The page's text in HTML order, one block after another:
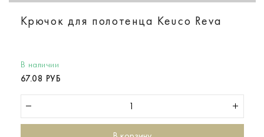
Крючок для полотенца Keuco Reva
В наличии
67.08 РУБ